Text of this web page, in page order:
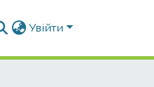
Увійти